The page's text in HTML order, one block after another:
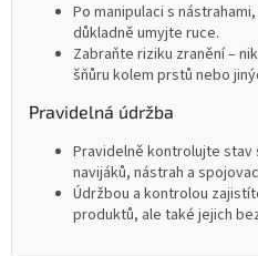
Po manipulaci s
důkladně umyjte ruce.
Zabraňte riziku zranění –
šňůru kolem prstů nebo
Pravidelná údržba
Pravidelně kontrolujte
navijáků, nástrah a
Údržbou a kontrolou
produktů, ale také jejich